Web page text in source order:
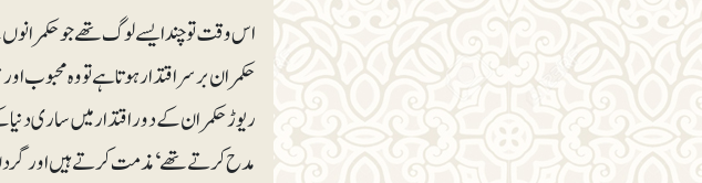
اس وقت تو چند ایسے لوگ تھے جو
حکمران برسراقتدار ہوتا ہے تو وہ
ریوڑ حکمران کے دوراقتدار میں ساری
مدح کرتے تھے‘ مذمت کرتے ہیں اور گردن